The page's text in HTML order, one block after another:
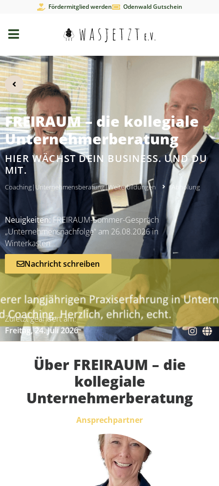
Fördermitglied werden Odenwald Gutschein
FREIRAUM – die kollegiale
Unternehmerberatung
HIER WÄCHST DEIN BUSINESS. UND DU
MIT.
Coaching|Unternehmensberatung|Weiterbildungen Abholung
Neuigkeiten: FREIRAUM-Sommer-Gespräch
„Unternehmensnachfolge“ am 26.08.2026 in
Winterkasten
Nachricht schreiben
Zuletzt geändert am:
Freitag, 24. Juli 2026
Über FREIRAUM – die
kollegiale
Unternehmerberatung
Ansprechpartner